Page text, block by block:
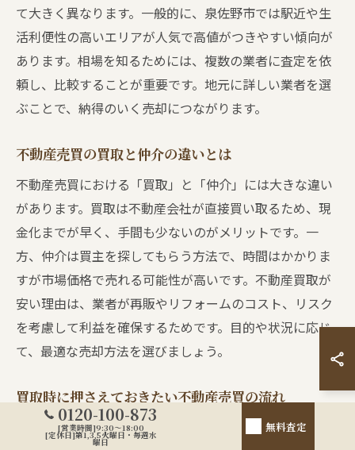
て大きく異なります。一般的に、泉佐野市では駅近や生
活利便性の高いエリアが人気で高値がつきやすい傾向が
あります。相場を知るためには、複数の業者に査定を依
頼し、比較することが重要です。地元に詳しい業者を選
ぶことで、納得のいく売却につながります。
不動産売買の買取と仲介の違いとは
不動産売買における「買取」と「仲介」には大きな違い
があります。買取は不動産会社が直接買い取るため、現
金化までが早く、手間も少ないのがメリットです。一
方、仲介は買主を探してもらう方法で、時間はかかりま
すが市場価格で売れる可能性が高いです。不動産買取が
安い理由は、業者が再販やリフォームのコスト、リスク
を考慮して利益を確保するためです。目的や状況に応じ
て、最適な売却方法を選びましょう。
買取時に押さえておきたい不動産売買の流れ
不動産買取を選ぶ際は、売却の流れを把握しておくこと
0120-100-873
[営業時間]9:30～18:00
[定休日]第1,3,5火曜日・毎週水
曜日
無料査定